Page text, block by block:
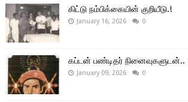
கிட்டு நம்பிக்கையின் குறியீடு.!
January 16, 2026 0
கப்டன் பண்டிதர் நினைவுகளுடன்..
January 09, 2026 0